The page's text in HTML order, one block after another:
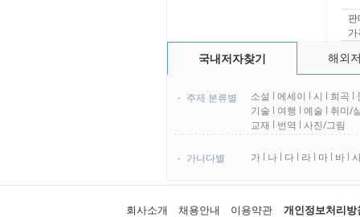
국내저자찾기 해외
주제 분류별 소설 l 에세이 l 시 l 희곡 l
기술 l 여행 l 예술 l 취미/
교재 l 번역 l 사진/그림
가나다별 가 l 나 l 다 l 라 l 마 l 바 l
회사소개 채용안내 이용약관 개인정보처리방